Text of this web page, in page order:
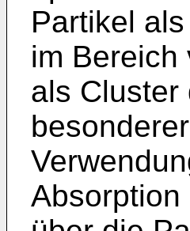
Partikel
im Bereich
als Cluster